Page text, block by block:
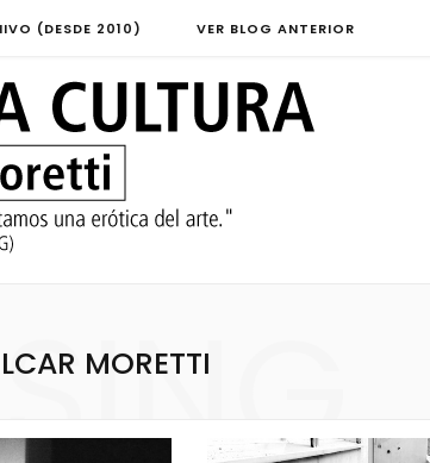
(DESDE 2010) VER BLOG ANTERIOR
MORETTI